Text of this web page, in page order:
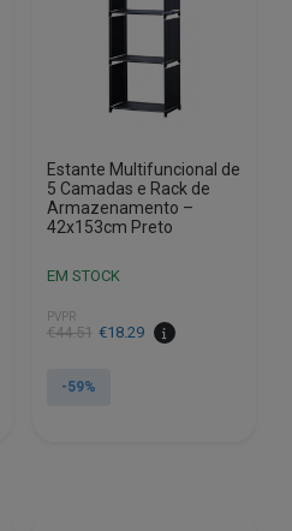
Estante Multifuncional de
5 Camadas e Rack de
Armazenamento –
42x153cm Preto
EM STOCK
PVPR
€44.51
O
original
€18.29
O
atual
-59%